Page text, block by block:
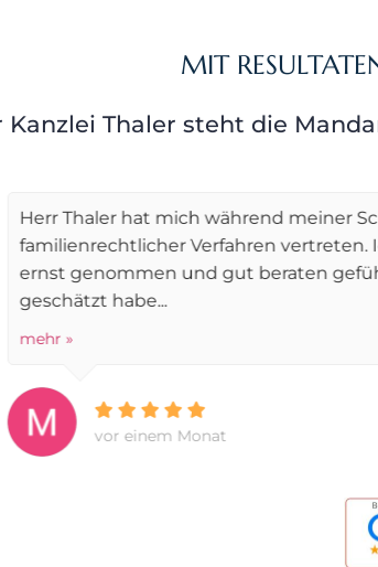
MIT
Kanzlei Thaler steht die
meiner Scheidung und weiterer
vertreten. Ich habe mich jederzeit
gut beraten gefühlt. Besonders